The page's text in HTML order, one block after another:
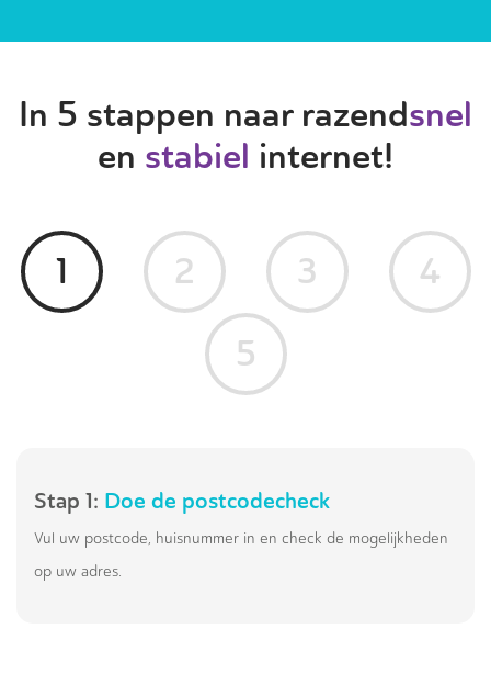
In 5 stappen naar razendsnel
en stabiel internet!
1 2 3
4
5
Stap 1: Doe de postcodecheck
Vul uw postcode, huisnummer in en check de mogelijkheden
op uw adres.